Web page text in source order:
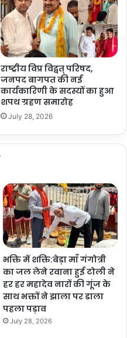
राष्ट्रीय विप्र विद्वत् परिषद,
जनपद बागपत की नई
कार्यकारिणी के सदस्यों का हुआ
शपथ ग्रहण समारोह
July 28, 2026
भक्ति में शक्ति:बेड़ा माँ गंगोत्री
का जल लेने रवाना हुई टोली ने
हर हर महादेव नारों की गूंज के
साथ भक्तों ने झाला पर डाला
पहला पड़ाव
July 28, 2026